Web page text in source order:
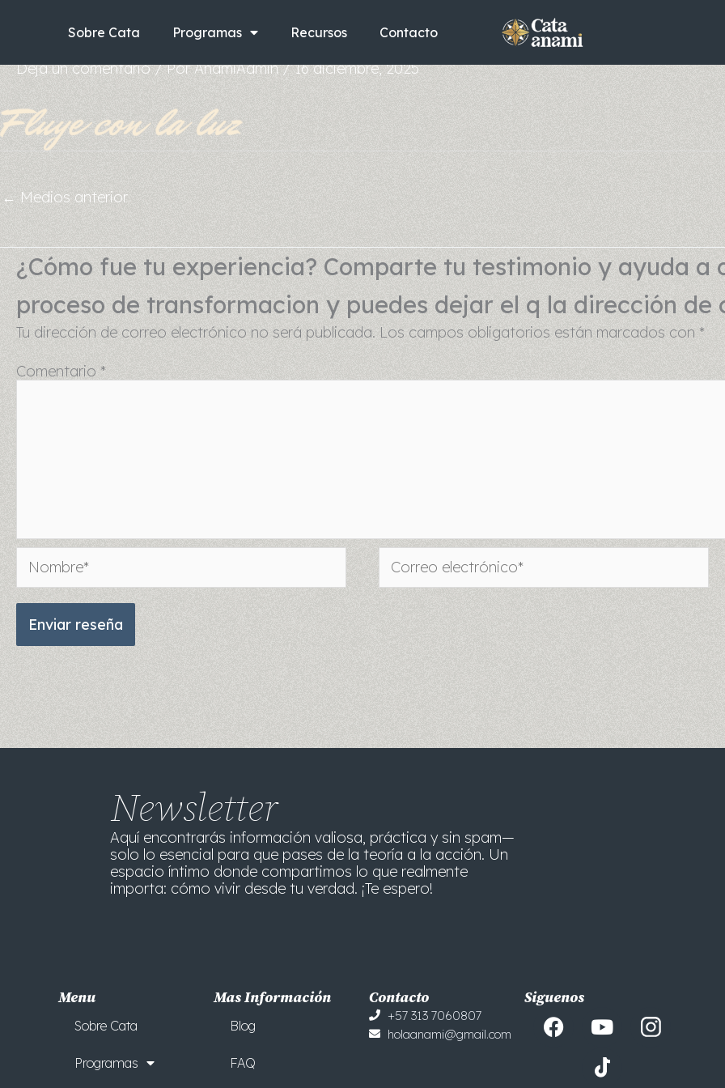
contenidoSobre Cata Programas Recursos Contacto
Deja un comentario / PorAnamiAdmin/16 diciembre, 2025
← Medios anterior
¿Cómo fue tu experiencia? Comparte tu testimonio y ayuda a
proceso de transformacion y puedes dejar el q la dirección de
Tu dirección de correo electrónico no será publicada. Los campos obligatorios están marcados con *
Comentario *
electrónico*
Newsletter
Aquí encontrarás información valiosa, práctica y sin spam—
solo lo esencial para que pases de la teoría a la acción. Un
espacio íntimo donde compartimos lo que realmente
importa: cómo vivir desde tu verdad. ¡Te espero!
Menu
Sobre Cata
Programas
Mas Información
Blog
FAQ
Siguenos
F
a
Y
o
u
t
Contacto
+57 313 7060807
holaanami@gmail.com